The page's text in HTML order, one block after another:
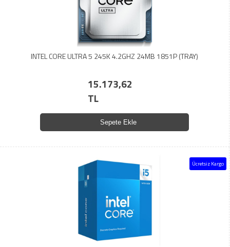
INTEL CORE ULTRA 5 245K 4.2GHZ 24MB 1851P (TRAY)
15.173,62
TL
Sepete Ekle
Ücretsiz Kargo